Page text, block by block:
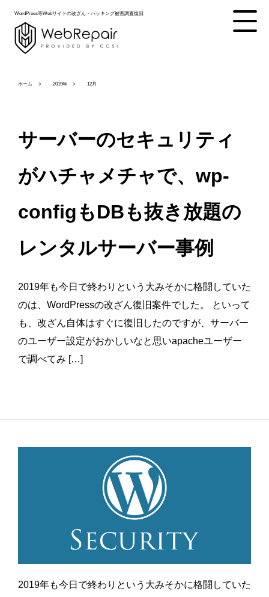
WordPress等Webサイトの改ざん・ハッキング被害調査復旧
ホーム 2019年 12月
サーバーのセキュリティ
がハチャメチャで、wp-
configもDBも抜き放題の
レンタルサーバー事例
2019年も今日で終わりという大みそかに格闘していた
のは、WordPressの改ざん復旧案件でした。 といって
も、改ざん自体はすぐに復旧したのですが、サーバー
のユーザー設定がおかしいなと思いapacheユーザー
で調べてみ […]
2019年も今日で終わりという大みそかに格闘していた